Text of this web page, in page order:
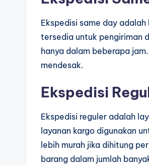
Ekspedisi same day
tersedia untuk pengiriman
hanya dalam beberapa
mendesak.
Ekspedisi
Ekspedisi reguler adalah
layanan kargo digunakan
lebih murah jika dihitung
barang dalam jumlah